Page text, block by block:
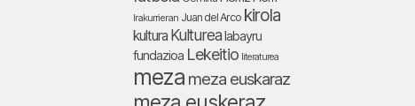
Irakurrieran Juan del Arco kirola
kultura Kulturealabayru
fundazioa Lekeitio literaturea
meza meza euskaraz